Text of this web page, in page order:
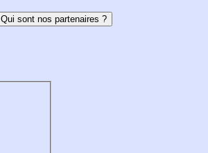
Qui sont nos partenaires ?